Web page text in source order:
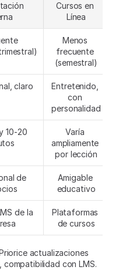
Cursos en
Línea
Menos
frecuente
(semestral)
claro
Entretenido,
con
personalidad
10-20
Varía
ampliamente
por lección
de
Amigable
educativo
de la
Plataformas
de cursos
actualizaciones
con LMS.